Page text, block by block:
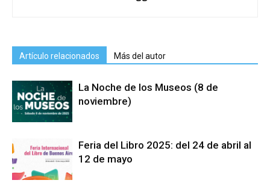
Artículo relacionados Más del autor
La Noche de los Museos (8 de
noviembre)
Feria del Libro 2025: del 24 de abril al
12 de mayo